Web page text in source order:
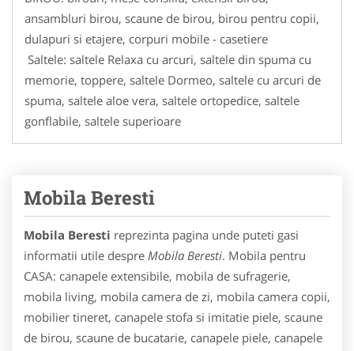
ansambluri birou, scaune de birou, birou pentru copii,
dulapuri si etajere, corpuri mobile - casetiere
Saltele: saltele Relaxa cu arcuri, saltele din spuma cu
memorie, toppere, saltele Dormeo, saltele cu arcuri de
spuma, saltele aloe vera, saltele ortopedice, saltele
gonflabile, saltele superioare
Mobila Beresti
Mobila Beresti reprezinta pagina unde puteti gasi
informatii utile despre Mobila Beresti. Mobila pentru
CASA: canapele extensibile, mobila de sufragerie,
mobila living, mobila camera de zi, mobila camera copii,
mobilier tineret, canapele stofa si imitatie piele, scaune
de birou, scaune de bucatarie, canapele piele, canapele